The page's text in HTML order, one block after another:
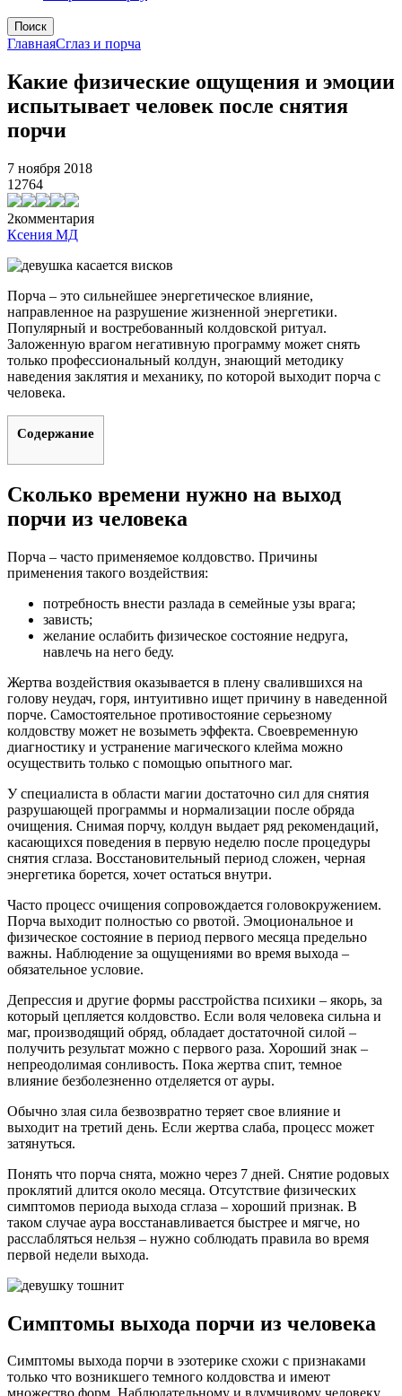
Поиск
ГлавнаяСглаз и порча
Какие физические ощущения и эмоции
испытывает человек после снятия
порчи
7 ноября 2018
12764
2комментария
Ксения МД
Порча – это сильнейшее энергетическое влияние,
направленное на разрушение жизненной энергетики.
Популярный и востребованный колдовской ритуал.
Заложенную врагом негативную программу может снять
только профессиональный колдун, знающий методику
наведения заклятия и механику, по которой выходит порча с
человека.
Содержание
Сколько времени нужно на выход
порчи из человека
Порча – часто применяемое колдовство. Причины
применения такого воздействия:
потребность внести разлада в семейные узы врага;
зависть;
желание ослабить физическое состояние недруга,
навлечь на него беду.
Жертва воздействия оказывается в плену свалившихся на
голову неудач, горя, интуитивно ищет причину в наведенной
порче. Самостоятельное противостояние серьезному
колдовству может не возыметь эффекта. Своевременную
диагностику и устранение магического клейма можно
осуществить только с помощью опытного маг.
У специалиста в области магии достаточно сил для снятия
разрушающей программы и нормализации после обряда
очищения. Снимая порчу, колдун выдает ряд рекомендаций,
касающихся поведения в первую неделю после процедуры
снятия сглаза. Восстановительный период сложен, черная
энергетика борется, хочет остаться внутри.
Часто процесс очищения сопровождается головокружением.
Порча выходит полностью со рвотой. Эмоциональное и
физическое состояние в период первого месяца предельно
важны. Наблюдение за ощущениями во время выхода –
обязательное условие.
Депрессия и другие формы расстройства психики – якорь, за
который цепляется колдовство. Если воля человека сильна и
маг, производящий обряд, обладает достаточной силой –
получить результат можно с первого раза. Хороший знак –
непреодолимая сонливость. Пока жертва спит, темное
влияние безболезненно отделяется от ауры.
Обычно злая сила безвозвратно теряет свое влияние и
выходит на третий день. Если жертва слаба, процесс может
затянуться.
Понять что порча снята, можно через 7 дней. Снятие родовых
проклятий длится около месяца. Отсутствие физических
симптомов периода выхода сглаза – хороший признак. В
таком случае аура восстанавливается быстрее и мягче, но
расслабляться нельзя – нужно соблюдать правила во время
первой недели выхода.
Симптомы выхода порчи из человека
Симптомы выхода порчи в эзотерике схожи с признаками
только что возникшего темного колдовства и имеют